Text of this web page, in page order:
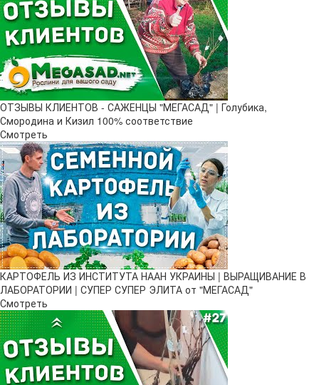
ОТЗЫВЫ КЛИЕНТОВ - САЖЕНЦЫ "МЕГАСАД" | Голубика,
Смородина и Кизил 100% соответствие
Смотреть
КАРТОФЕЛЬ ИЗ ИНСТИТУТА НААН УКРАИНЫ | ВЫРАЩИВАНИЕ В
ЛАБОРАТОРИИ | СУПЕР СУПЕР ЭЛИТА от "МЕГАСАД"
Смотреть